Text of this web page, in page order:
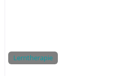
Lerntherapie